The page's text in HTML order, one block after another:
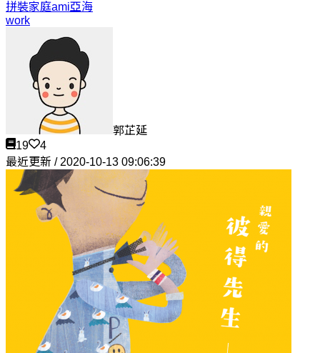
拼裝家庭ami亞海
work
郭芷延
19
4
最近更新 / 2020-10-13 09:06:39